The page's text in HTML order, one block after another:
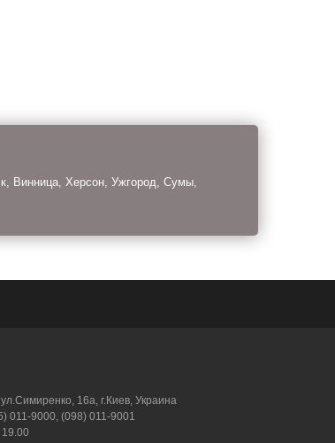
Винница, Херсон, Ужгород, Сумы,
16а, г.Киев, Украина
011-9000, (098) 011-9001